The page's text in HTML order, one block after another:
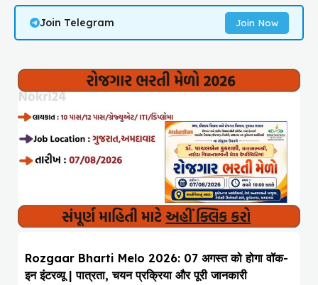
Join Telegram Join Now
Rozgaar Bharti Melo 2026: 07 अगस्त को होगा वॉक-
इन इंटरव्यू | पात्रता, चयन प्रक्रिया और पूरी जानकारी